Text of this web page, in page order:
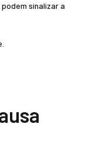
sinalizar a